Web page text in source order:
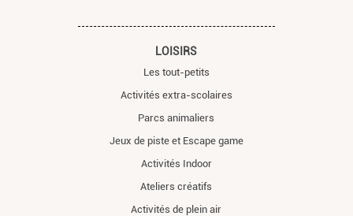
LOISIRS
Les tout-petits
Activités extra-scolaires
Parcs animaliers
Jeux de piste et Escape game
Activités Indoor
Ateliers créatifs
Activités de plein air